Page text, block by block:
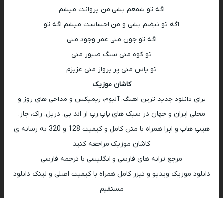
اگه تو شمعم بشی من پروانت میشم
اگه تو نبضم بشی و من احساست میشم اگه تو
اگه تو جون منی عمر وجود منی
تو کوه منی سنگ صبور منی
تو یاس منی پر پرواز منی عزیزم
کاشان موزیک
برای دانلود جدید ترین اهنگ، آلبوم، ریمیکس و مداحی های روز و
محلی ایران و جهان در سبک های پاپ،رپ ار اند بی، دریل، راک، جاز،
هیپ هاپ و اپرا همراه با متن کامل و کیفیت 128 و 320 به رسانه ی
کاشان موزیک مراجعه کنید
مرجع ترانه های فارسی و انگلیسی با ترجمه فارسی
دانلود موزیک ویدیو و تیزر کامل همراه با کیفیت اصلی و لینک دانلود
مستقیم